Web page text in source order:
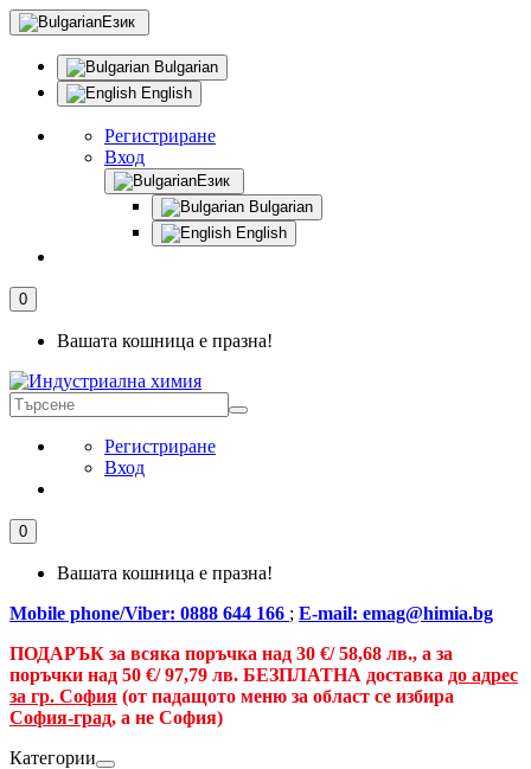
Език
Bulgarian
English
Регистриране
Вход
Език
Bulgarian
English
0
Вашата кошница е празна!
Регистриране
Вход
0
Вашата кошница е празна!
Mobile phone/Viber: 0888 644 166 ; E-mail: emag@himia.bg
ПОДАРЪК за всяка поръчка над 30 €/58,68 лв., а за
поръчки над 50 €/ 97,79 лв. БЕЗПЛАТНА доставка до адрес
за гр. София (от падащото меню за област се избира
София-град, а не София)
Категории